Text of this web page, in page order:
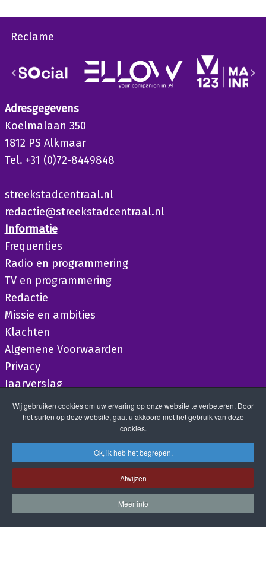
Reclame
Adresgegevens
Koelmalaan 350
1812 PS Alkmaar
Tel. +31 (0)72-8449848
streekstadcentraal.nl
redactie@streekstadcentraal.nl
Informatie
Frequenties
Radio en programmering
TV en programmering
Redactie
Missie en ambities
Klachten
Algemene Voorwaarden
Privacy
Jaarverslag
Wij gebruiken cookies om uw ervaring op onze website te verbeteren. Door
het surfen op deze website, gaat u akkoord met het gebruik van deze
cookies.
Ok, ik heb het begrepen.
Afwijzen
Meer info